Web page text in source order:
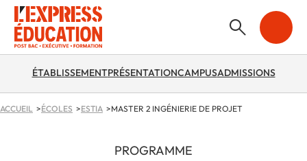
ÉTABLISSEMENTPRÉSENTATIONCAMPUSADMISSIONS
ACCUEIL ÉCOLES ESTIA MASTER 2 INGÉNIERIE DE PROJET
PROGRAMME